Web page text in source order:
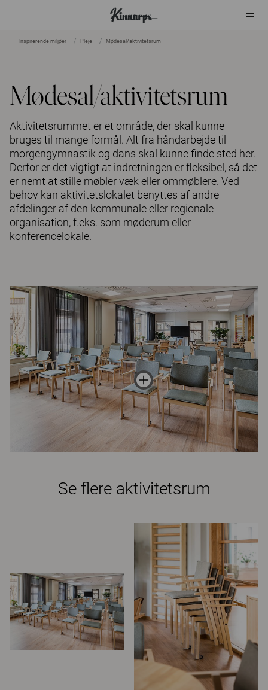
Inspirerende miljøer Pleje Mødesal/aktivitetsrum
Mødesal/aktivitetsrum
Aktivitetsrummet er et område, der skal kunne
bruges til mange formål. Alt fra håndarbejde til
morgengymnastik og dans skal kunne finde sted her.
Derfor er det vigtigt at indretningen er fleksibel, så det
er nemt at stille møbler væk eller ommøblere. Ved
behov kan aktivitetslokalet benyttes af andre
afdelinger af den kommunale eller regionale
organisation, f.eks. som møderum eller
konferencelokale.
Se flere aktivitetsrum